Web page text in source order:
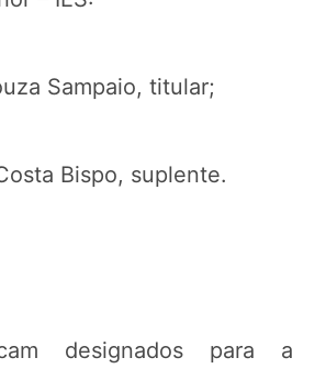
Sampaio, titular;
Bispo, suplente.
designados para a